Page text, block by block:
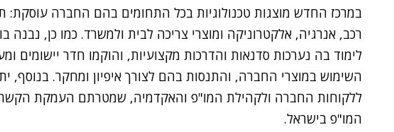
במרכז החדש מוצגות טכנולוגיות בכל התחומים בהם החברה
רכב, אנרגיה, אלקטרוניקה ומוצרי צריכה לבית ולמשרד. כמו כן, נבנה
לימוד בה נערכות סדנאות והדרכות מקצועיות, והוקמו חדר יישומים
השימוש במוצרי החברה, והתנסות בהם לצורך איפיון ומחקר. בנוסף,
ללקוחות החברה ולקהילת המו"פ והאקדמיה, שמטרתם העמקת הקשר
המו"פ בישראל.